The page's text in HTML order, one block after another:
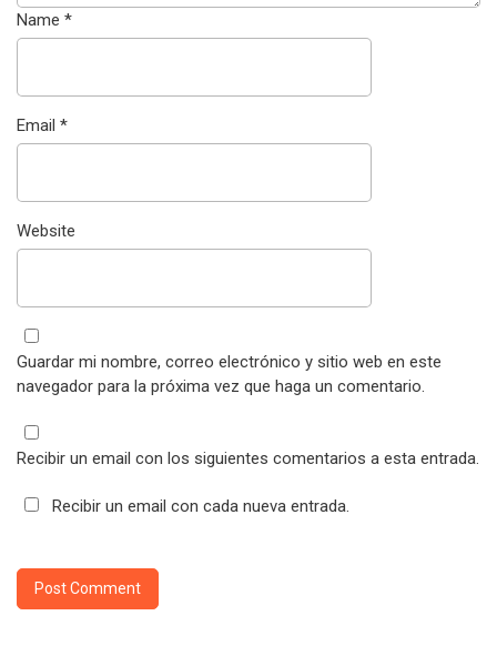
Name *
Email *
Website
Guardar mi nombre, correo electrónico y sitio web en este
navegador para la próxima vez que haga un comentario.
Recibir un email con los siguientes comentarios a esta entrada.
Recibir un email con cada nueva entrada.